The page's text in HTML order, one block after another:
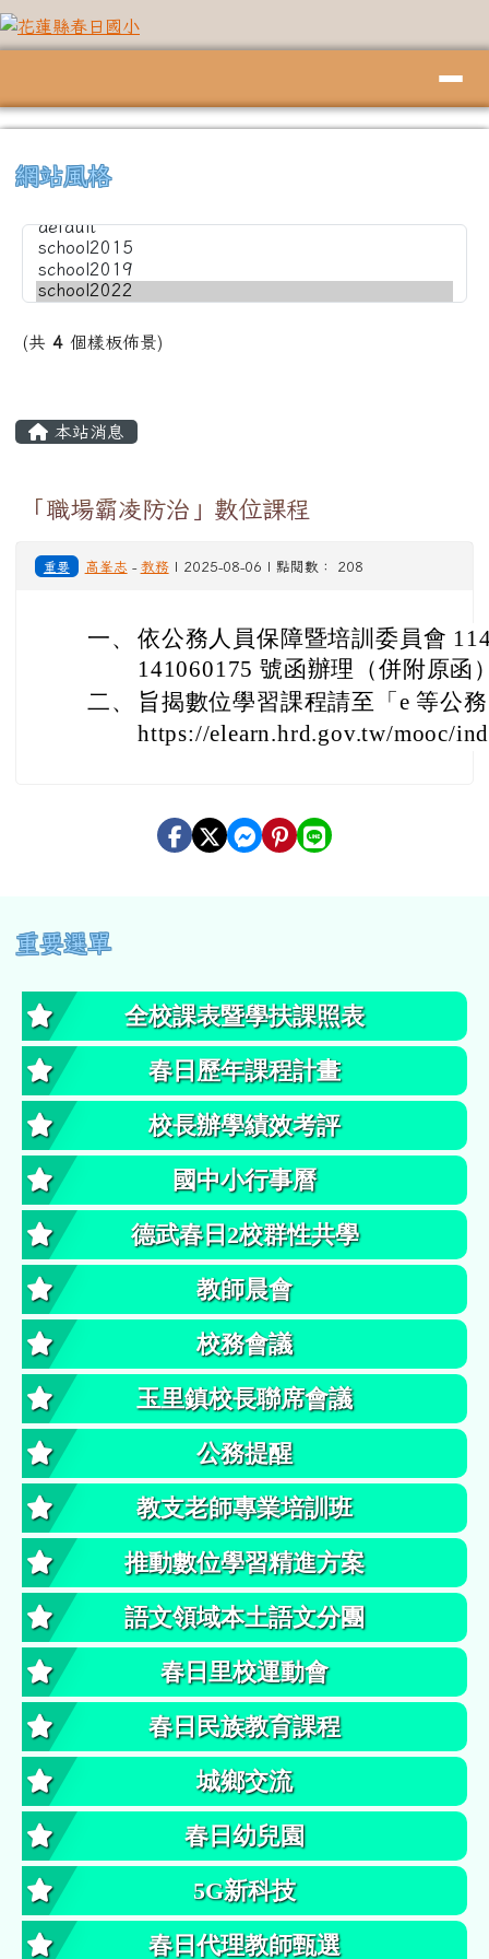
跳至主內容區
花蓮縣春日國小
網站風格
(共 4 個樣板佈景)
本站消息
「職場霸凌防治」數位課程
重要 高峯志 - 教務| 2025-08-06 | 點閱數： 208
一、 依公務人員保障暨培訓委員會
141060175 號函辦理（併附原函
二、
旨揭數位學習課程請至「e 等公
https://elearn.hrd.gov.tw/mooc/
左邊區域內容
重要選單
全校課表暨學扶課照表
春日歷年課程計畫
校長辦學績效考評
國中小行事曆
德武春日2校群性共學
教師晨會
校務會議
玉里鎮校長聯席會議
公務提醒
教支老師專業培訓班
推動數位學習精進方案
語文領域本土語文分團
春日里校運動會
春日民族教育課程
城鄉交流
春日幼兒園
5G新科技
春日代理教師甄選